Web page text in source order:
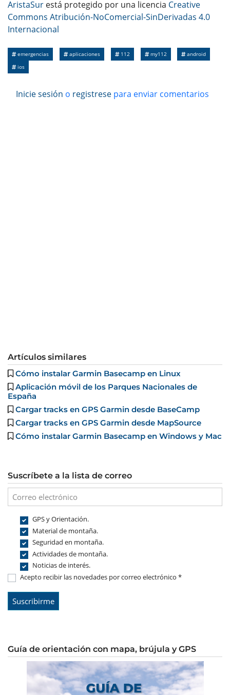
AristaSur está protegido por una licencia Creative
Commons Atribución-NoComercial-SinDerivadas 4.0
Internacional
emergencias aplicaciones 112 my112
android
ios
Inicie sesión o registrese para enviar comentarios
Artículos similares
Cómo instalar Garmin Basecamp en Linux
Aplicación móvil de los Parques Nacionales de
España
Cargar tracks en GPS Garmin desde BaseCamp
Cargar tracks en GPS Garmin desde MapSource
Cómo instalar Garmin Basecamp en Windows y Mac
Suscríbete a la lista de correo
GPS y Orientación.
Material de montaña.
Seguridad en montaña.
Actividades de montaña.
Noticias de interés.
Acepto recibir las novedades por correo electrónico *
Guía de orientación con mapa, brújula y GPS